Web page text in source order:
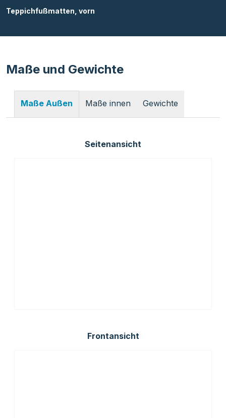
Teppichfußmatten, vorn
Maße und Gewichte
Maße Außen Maße innen Gewichte
Seitenansicht
Frontansicht